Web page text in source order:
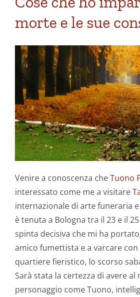
morte e le sue
Venire a conoscenza cheTuono
interessato come me a visitare
internazionale di arte funeraria
è tenuta a Bologna tra il 23 e il
spinta decisiva che mi ha
amico fumettista e a varcare con
quartiere fieristico, lo scorso
Sarà stata la certezza di avere al
personaggio come Tuono,